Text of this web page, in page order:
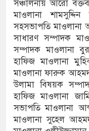
সঞ্চালনায় আরো
মাওলানা
সহসভাপতি মাওলানা
সাধারণ সম্পাদক
সম্পাদক মাওলানা
হাফিজ মাওলানা
মাওলানা ফারুক
উলামা বিষয়ক
হাফিজ মাওলানা
সভাপতি মাওলানা
মাওলানা সুহেল